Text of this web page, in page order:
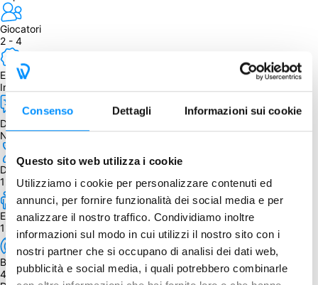
Consenso Dettagli Informazioni sui cookie
Questo sito web utilizza i cookie
Utilizziamo i cookie per personalizzare contenuti ed
annunci, per fornire funzionalità dei social media e per
analizzare il nostro traffico. Condividiamo inoltre
informazioni sul modo in cui utilizzi il nostro sito con i
nostri partner che si occupano di analisi dei dati web,
pubblicità e social media, i quali potrebbero combinarle
Giocatori
2 - 4
Edizione
Inglese
Dipendenza dalla lingua
Nessuna
Durata
120 min.
Età
12+
BGG Weight
4.09